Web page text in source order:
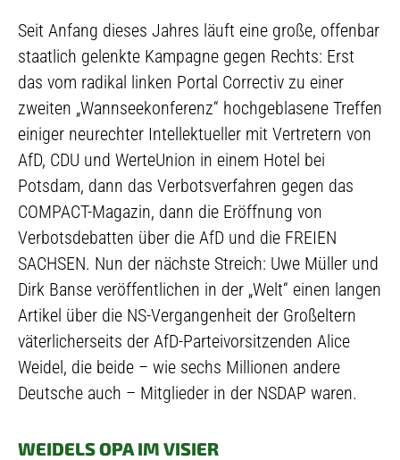
Seit Anfang dieses Jahres läuft eine große, offenbar
staatlich gelenkte Kampagne gegen Rechts: Erst
das vom radikal linken Portal Correctiv zu einer
zweiten „Wannseekonferenz“ hochgeblasene Treffen
einiger neurechter Intellektueller mit Vertretern von
AfD, CDU und WerteUnion in einem Hotel bei
Potsdam, dann das Verbotsverfahren gegen das
COMPACT-Magazin, dann die Eröffnung von
Verbotsdebatten über die AfD und die FREIEN
SACHSEN. Nun der nächste Streich: Uwe Müller und
Dirk Banse veröffentlichen in der „Welt“ einen langen
Artikel über die NS-Vergangenheit der Großeltern
väterlicherseits der AfD-Parteivorsitzenden Alice
Weidel, die beide – wie sechs Millionen andere
Deutsche auch – Mitglieder in der NSDAP waren.
WEIDELS OPA IM VISIER